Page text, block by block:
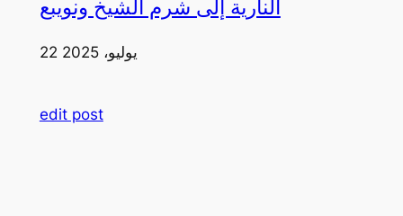
النارية إلى شرم الشيخ ونويبع
22 يوليو، 2025
edit post